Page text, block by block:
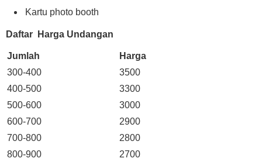
Kartu photo booth
Daftar Harga Undangan
Jumlah
Harga
300-400
3500
400-500
3300
500-600
3000
600-700
2900
700-800
2800
800-900
2700